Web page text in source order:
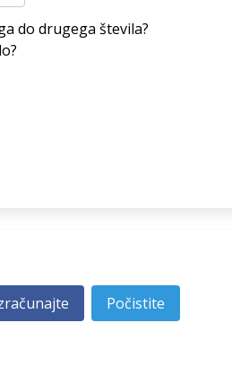
do drugega števila?